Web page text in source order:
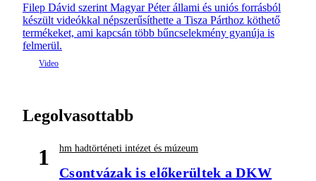
Filep Dávid szerint Magyar Péter állami és uniós forrásból
készült videókkal népszerűsíthette a Tisza Párthoz köthető
termékeket, ami kapcsán több bűncselekmény gyanúja is
felmerül.
Legolvasottabb
1 hm hadtörténeti intézet és múzeum
Csontvázak is előkerültek a DKW